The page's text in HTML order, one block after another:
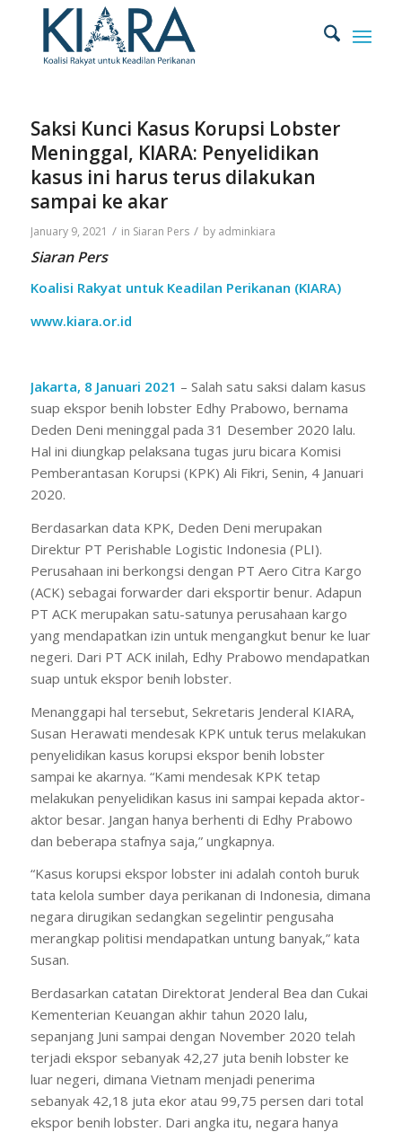
Saksi Kunci Kasus Korupsi Lobster
Meninggal, KIARA: Penyelidikan
kasus ini harus terus dilakukan
sampai ke akar
January 9, 2021 / in Siaran Pers / by adminkiara
Siaran Pers
Koalisi Rakyat untuk Keadilan Perikanan (KIARA)
www.kiara.or.id
Jakarta, 8 Januari 2021 – Salah satu saksi dalam kasus
suap ekspor benih lobster Edhy Prabowo, bernama
Deden Deni meninggal pada 31 Desember 2020 lalu.
Hal ini diungkap pelaksana tugas juru bicara Komisi
Pemberantasan Korupsi (KPK) Ali Fikri, Senin, 4 Januari
2020.
Berdasarkan data KPK, Deden Deni merupakan
Direktur PT Perishable Logistic Indonesia (PLI).
Perusahaan ini berkongsi dengan PT Aero Citra Kargo
(ACK) sebagai forwarder dari eksportir benur. Adapun
PT ACK merupakan satu-satunya perusahaan kargo
yang mendapatkan izin untuk mengangkut benur ke luar
negeri. Dari PT ACK inilah, Edhy Prabowo mendapatkan
suap untuk ekspor benih lobster.
Menanggapi hal tersebut, Sekretaris Jenderal KIARA,
Susan Herawati mendesak KPK untuk terus melakukan
penyelidikan kasus korupsi ekspor benih lobster
sampai ke akarnya. “Kami mendesak KPK tetap
melakukan penyelidikan kasus ini sampai kepada aktor-
aktor besar. Jangan hanya berhenti di Edhy Prabowo
dan beberapa stafnya saja,” ungkapnya.
“Kasus korupsi ekspor lobster ini adalah contoh buruk
tata kelola sumber daya perikanan di Indonesia, dimana
negara dirugikan sedangkan segelintir pengusaha
merangkap politisi mendapatkan untung banyak,” kata
Susan.
Berdasarkan catatan Direktorat Jenderal Bea dan Cukai
Kementerian Keuangan akhir tahun 2020 lalu,
sepanjang Juni sampai dengan November 2020 telah
terjadi ekspor sebanyak 42,27 juta benih lobster ke
luar negeri, dimana Vietnam menjadi penerima
sebanyak 42,18 juta ekor atau 99,75 persen dari total
ekspor benih lobster. Dari angka itu, negara hanya